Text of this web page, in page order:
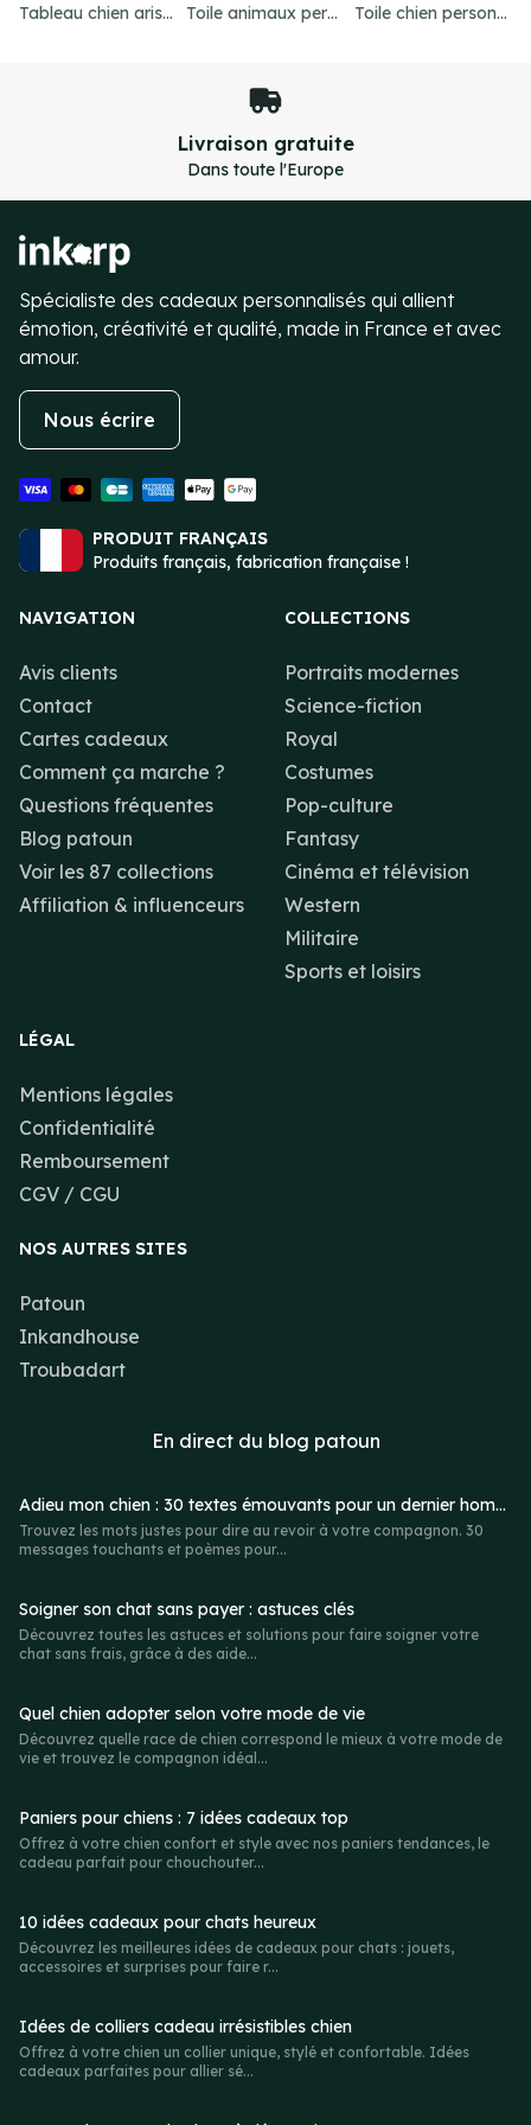
Tableau chien aristocrate : offrez un cadeau unique
Toile animaux personnalisé : créez un chef-d'œuvre unique Toile chien personnalisé : créez votre chef-d'œuvre unique
Paiement sécurisé
Transactions 100% sécurisées
Spécialiste des cadeaux personnalisés qui allient
émotion, créativité et qualité, made in France et avec
amour.
Nous écrire
PRODUIT FRANÇAIS
Produits français, fabrication française !
NAVIGATION
Avis clients
Contact
Cartes cadeaux
Comment ça marche ?
Questions fréquentes
Blog patoun
Voir les 87 collections
Affiliation & influenceurs
COLLECTIONS
Portraits modernes
Science-fiction
Royal
Costumes
Pop-culture
Fantasy
Cinéma et télévision
Western
Militaire
Sports et loisirs
LÉGAL
Mentions légales
Confidentialité
Remboursement
CGV / CGU
NOS AUTRES SITES
Patoun
Inkandhouse
Troubadart
En direct du blog patoun
Adieu mon chien : 30 textes émouvants pour un dernier hommage
Trouvez les mots justes pour dire au revoir à votre compagnon. 30
messages touchants et poèmes pour...
Soigner son chat sans payer : astuces clés
Découvrez toutes les astuces et solutions pour faire soigner votre
chat sans frais, grâce à des aide...
Quel chien adopter selon votre mode de vie
Découvrez quelle race de chien correspond le mieux à votre mode de
vie et trouvez le compagnon idéal...
Paniers pour chiens : 7 idées cadeaux top
Offrez à votre chien confort et style avec nos paniers tendances, le
cadeau parfait pour chouchouter...
10 idées cadeaux pour chats heureux
Découvrez les meilleures idées de cadeaux pour chats : jouets,
accessoires et surprises pour faire r...
Idées de colliers cadeau irrésistibles chien
Offrez à votre chien un collier unique, stylé et confortable. Idées
cadeaux parfaites pour allier sé...